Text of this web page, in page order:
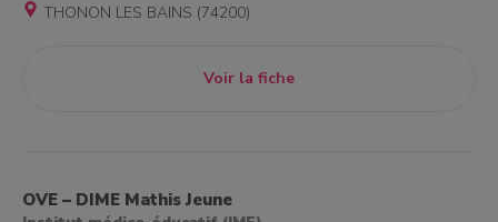
THONON LES BAINS (74200)
Voir la fiche
OVE – DIME Mathis Jeune